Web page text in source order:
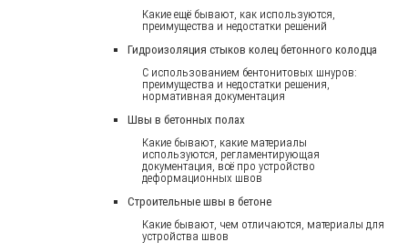
Какие ещё бывают, как используются,
преимущества и недостатки решений
Гидроизоляция стыков колец бетонного колодца
С использованием бентонитовых шнуров:
преимущества и недостатки решения,
нормативная документация
Швы в бетонных полах
Какие бывают, какие материалы
используются, регламентирующая
документация, всё про устройство
деформационных швов
Строительные швы в бетоне
Какие бывают, чем отличаются, материалы для
устройства швов